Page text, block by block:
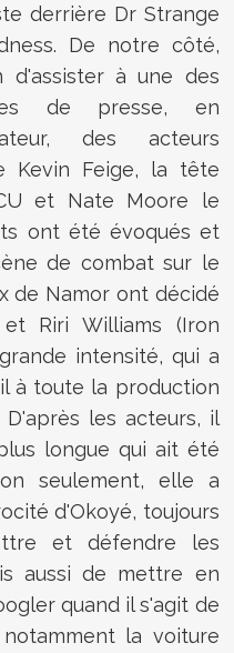
derrière Dr Strange
De notre côté,
d'assister à une des
de presse, en
des acteurs
Kevin Feige, la tête
et Nate Moore le
ont été évoqués et
de combat sur le
de Namor ont décidé
Riri Williams (Iron
intensité, qui a
à toute la production
les acteurs, il
longue qui ait été
seulement, elle a
d'Okoyé, toujours
et défendre les
aussi de mettre en
quand il s'agit de
la voiture